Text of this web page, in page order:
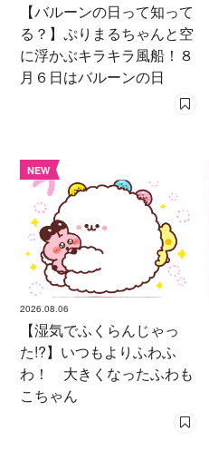
【バルーンの日って知って
る？】ぷりまるちゃんと空
に浮かぶキラキラ風船！８
月６日はバルーンの日
NEW
2026.08.06
【湿気でふくらんじゃっ
た!?】いつもよりふわふ
わ！ 大きくなったふわも
こちゃん